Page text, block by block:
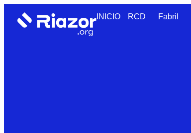
INICIO RCD Fabril